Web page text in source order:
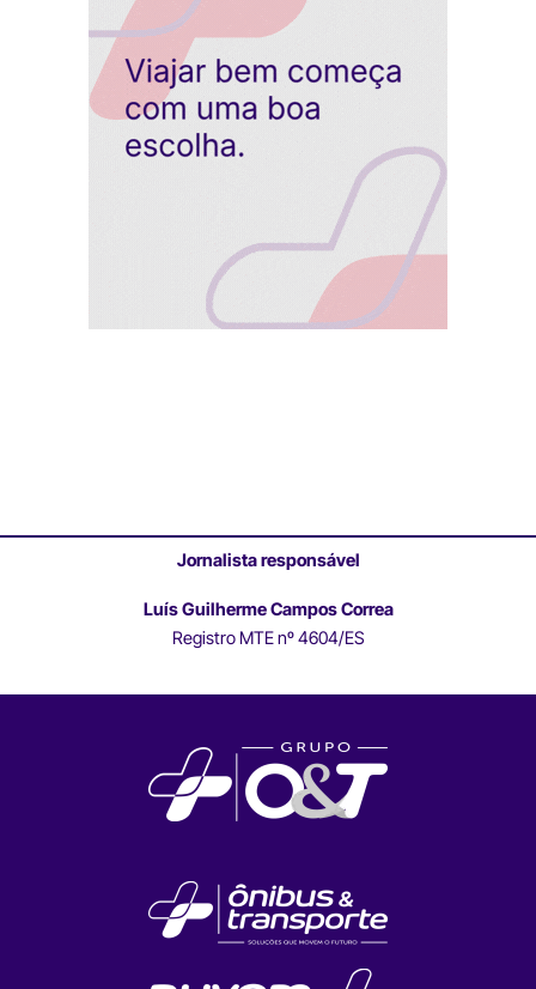
Jornalista responsável
Luís Guilherme Campos Correa
Registro MTE nº 4604/ES